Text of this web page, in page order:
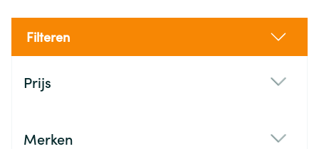
Filteren
Prijs
Merken